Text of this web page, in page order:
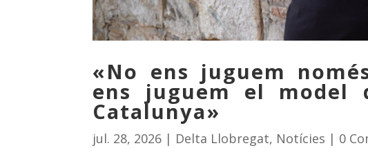
«No ens juguem
ens juguem el model
Catalunya»
jul. 28, 2026 | Delta Llobregat, Notícies | 0